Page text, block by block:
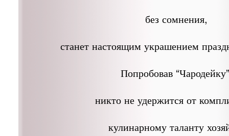
без сомнения,
станет настоящим украшением
Попробовав
никто не удержится от
кулинарному таланту